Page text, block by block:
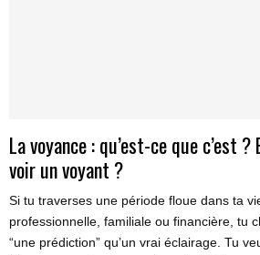
La voyance : qu’est-ce que c’est
voir un voyant ?
Si tu traverses une période floue dans ta
professionnelle, familiale ou financière, tu
“une prédiction” qu’un vrai éclairage. Tu